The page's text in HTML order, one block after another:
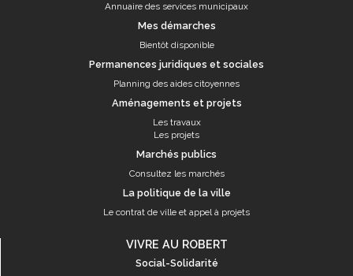
Annuaire des services municipaux
Mes démarches
Bientôt disponible
Permanences juridiques et sociales
Planning des aides citoyennes
Aménagements et projets
Les travaux
Les projets
Marchés publics
Consultez les marchés
La politique de la ville
Le contrat de ville et appel à projets
VIVRE AU ROBERT
Social-Solidarité